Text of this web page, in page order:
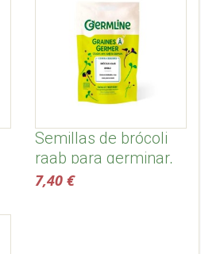
Semillas de brócoli
raab para germinar,
ecológicas
7,40 €